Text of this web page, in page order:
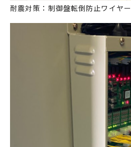
耐震対策：制御盤転倒防止ワイヤー